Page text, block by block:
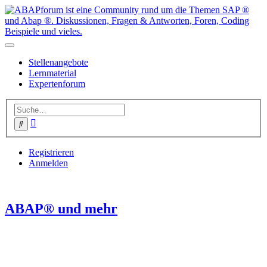
Stellenangebote
Lernmaterial
Expertenforum
Suche
Registrieren
Anmelden
ABAP® und mehr